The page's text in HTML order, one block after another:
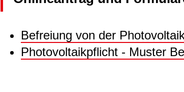
Befreiung von der
Photovoltaikpflicht - Muster